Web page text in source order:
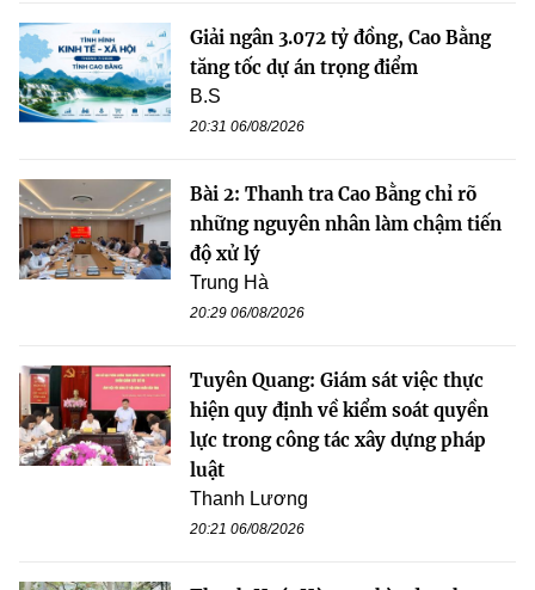
Giải ngân 3.072 tỷ đồng, Cao Bằng
tăng tốc dự án trọng điểm
B.S
20:31 06/08/2026
Bài 2: Thanh tra Cao Bằng chỉ rõ
những nguyên nhân làm chậm tiến
độ xử lý
Trung Hà
20:29 06/08/2026
Tuyên Quang: Giám sát việc thực
hiện quy định về kiểm soát quyền
lực trong công tác xây dựng pháp
luật
Thanh Lương
20:21 06/08/2026